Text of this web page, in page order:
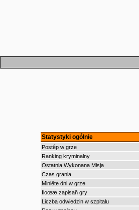
Statystyki ogólnie
Postêp w grze
Ranking kryminalny
Ostatnia Wykonana Misja
Czas grania
Miniête dni w grze
Iloœæ zapisañ gry
Liczba odwiedzin w szpitalu